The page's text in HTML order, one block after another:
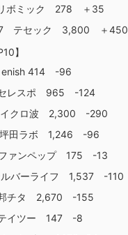
ボミック 278 ＋35
テセック 3,800 ＋450
】
414 -96
レスポ 965 -124
イクロ波 2,300 -290
田ラボ 1,246 -96
ァンペップ 175 -13
ルバーライフ 1,537 -110
邦チタ 2,670 -155
イツー 147 -8